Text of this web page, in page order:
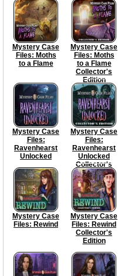
Mystery Case
Files: Moths
to a Flame
Mystery Case
Files: Moths
to a Flame
Collector's
Edition
Mystery Case
Files:
Ravenhearst
Unlocked
Mystery Case
Files:
Ravenhearst
Unlocked
Collector's
Edition
Mystery Case
Files: Rewind
Mystery Case
Files: Rewind
Collector's
Edition